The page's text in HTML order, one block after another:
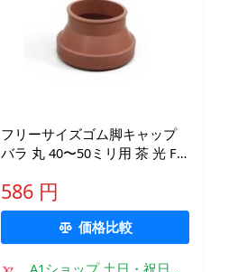
フリーサイズゴム脚キャップ
バラ 丸 40〜50ミリ用 茶 光 F0-
586 円
価格比較
A1ショップ 土日・祝日・